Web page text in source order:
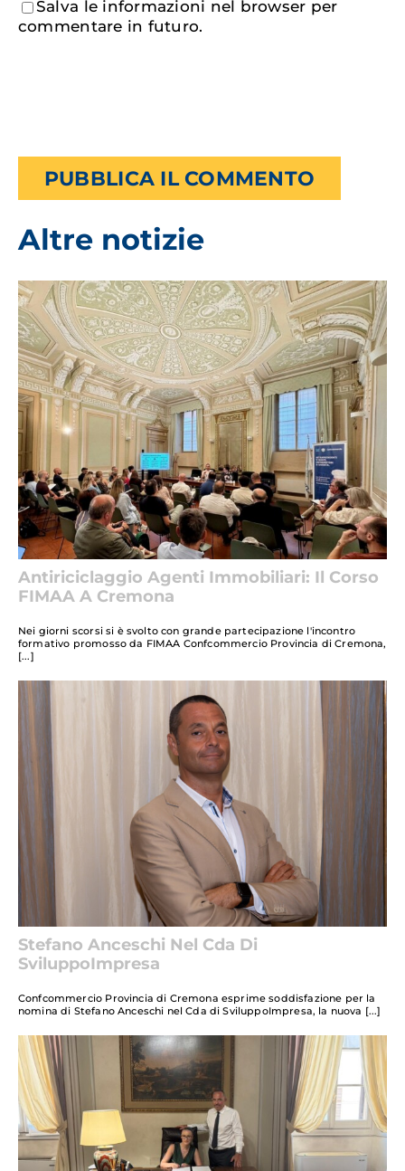
Salva le informazioni nel browser per
commentare in futuro.
Altre notizie
Antiriciclaggio Agenti Immobiliari: Il Corso
FIMAA A Cremona
Nei giorni scorsi si è svolto con grande partecipazione l'incontro
formativo promosso da FIMAA Confcommercio Provincia di Cremona,
Stefano Anceschi Nel Cda Di
SviluppoImpresa
Confcommercio Provincia di Cremona esprime soddisfazione per la
nomina di Stefano Anceschi nel Cda di SviluppoImpresa, la nuova